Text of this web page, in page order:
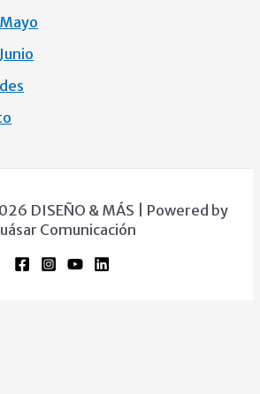
Mayo
Junio
DISEÑO & MÁS | Powered by
Comunicación